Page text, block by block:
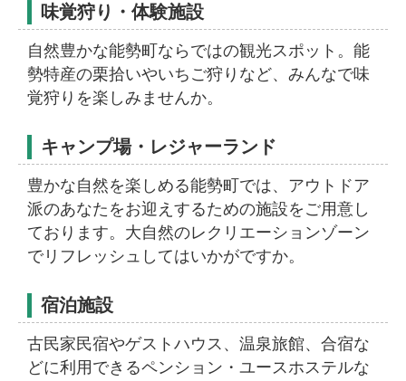
味覚狩り・体験施設
自然豊かな能勢町ならではの観光スポット。能
勢特産の栗拾いやいちご狩りなど、みんなで味
覚狩りを楽しみませんか。
キャンプ場・レジャーランド
豊かな自然を楽しめる能勢町では、アウトドア
派のあなたをお迎えするための施設をご用意し
ております。大自然のレクリエーションゾーン
でリフレッシュしてはいかがですか。
宿泊施設
古民家民宿やゲストハウス、温泉旅館、合宿な
どに利用できるペンション・ユースホステルな